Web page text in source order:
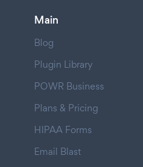
Main
Blog
Plugin Library
POWR Business
Plans & Pricing
HIPAA Forms
Email Blast